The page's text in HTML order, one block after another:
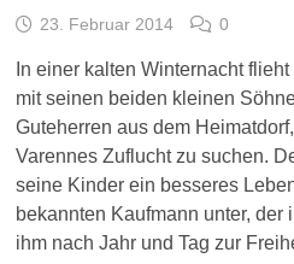
23. Februar 2014 0
In einer kalten Winternacht
mit seinen beiden kleinen
Guteherren aus dem
Varennes Zuflucht zu suchen.
seine Kinder ein besseres
bekannten Kaufmann unter, der
ihm nach Jahr und Tag zur